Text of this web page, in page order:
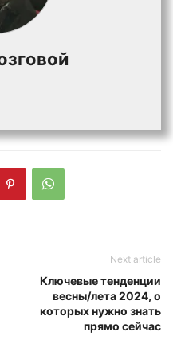
Next article
Ключевые тенденции
весны/лета 2024, о
которых нужно знать
прямо сейчас